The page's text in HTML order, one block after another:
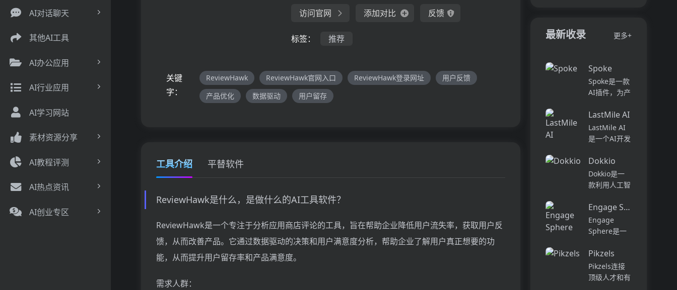
AI对话聊天
其他AI工具
AI办公应用
AI行业应用
AI学习网站
素材资源分享
AI教程评测
AI热点资讯
AI创业专区
访问官网 添加对比 反馈
标签： 推荐
关键
字：
ReviewHawk ReviewHawk官网入口 ReviewHawk登录网址
用户反馈
产品优化
数据驱动 用户留存
工具介绍 平替软件
ReviewHawk是什么，是做什么的AI工具软件？
ReviewHawk是一个专注于分析应用商店评论的工具，旨在帮助企业降低用户流失率，获取用户反
馈，从而改善产品。它通过数据驱动的决策和用户满意度分析，帮助企业了解用户真正想要的功
能，从而提升用户留存率和产品满意度。
需求人群：
最新收录 更多+
Spoke
Spoke是一款
AI插件，为产
大的、注重隐
私的AI功能，
能够在几秒钟
上下文信息。
它可以帮助全
球快速增长的
团队节省时
间，创造上
下...
LastMile AI
LastMile AI
是一个AI开发
程师而设计，
可以用于原型
开发和生成式
产。它提供了
一站式的多模
态AI模型访
问，包括语言
模型（...
Dokkio
Dokkio是一
款利用人工智
文件协作的工
具。它能帮助
用户管理多个
档和文件、整
理研究材料、
组织内容库，
并将所有文件
Engage Sphere AI
Engage
Sphere是一
工参与度分析
平台。它可以
深入分析公司
Pikzels
Pikzels连接
顶级人才和有